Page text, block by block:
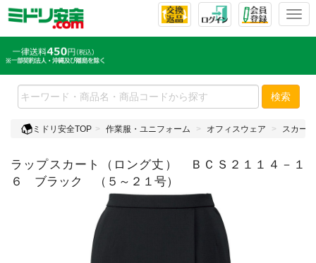
T
l
e
n
v
g
検索
ミドリ安全TOP 作業服・ユニフォーム オフィスウェア スカート
ラップスカート（ロング丈） ＢＣＳ２１１４－１
６ ブラック （５～２１号）